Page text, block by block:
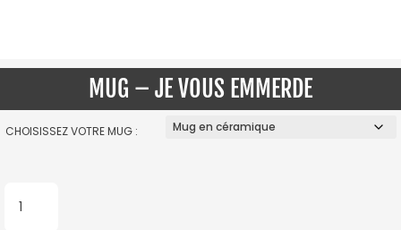
MUG – JE VOUS EMMERDE
CHOISISSEZ VOTRE MUG :